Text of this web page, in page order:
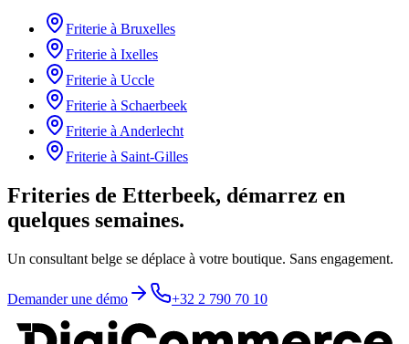
Friterie à Bruxelles
Friterie à Ixelles
Friterie à Uccle
Friterie à Schaerbeek
Friterie à Anderlecht
Friterie à Saint-Gilles
Friteries de Etterbeek, démarrez en
quelques semaines.
Un consultant belge se déplace à votre boutique. Sans engagement.
Demander une démo +32 2 790 70 10